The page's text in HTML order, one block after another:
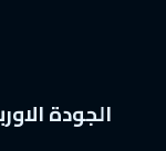
الجودة